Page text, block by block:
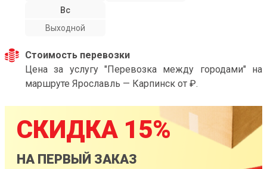
Вс
Выходной
Стоимость перевозки
Цена за услугу "Перевозка между городами" на
маршруте Ярославль — Карпинск от ₽.
СКИДКА 15%
НА ПЕРВЫЙ ЗАКАЗ